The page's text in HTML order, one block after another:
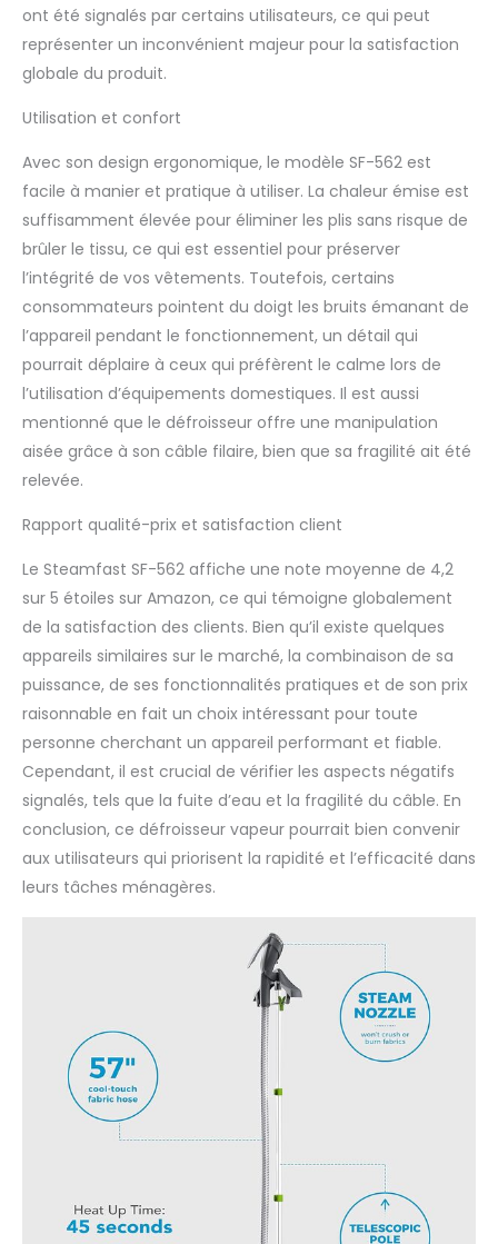
ont été signalés par certains utilisateurs, ce qui peut
représenter un inconvénient majeur pour la satisfaction
globale du produit.
Utilisation et confort
Avec son design ergonomique, le modèle SF-562 est
facile à manier et pratique à utiliser. La chaleur émise est
suffisamment élevée pour éliminer les plis sans risque de
brûler le tissu, ce qui est essentiel pour préserver
l’intégrité de vos vêtements. Toutefois, certains
consommateurs pointent du doigt les bruits émanant de
l’appareil pendant le fonctionnement, un détail qui
pourrait déplaire à ceux qui préfèrent le calme lors de
l’utilisation d’équipements domestiques. Il est aussi
mentionné que le défroisseur offre une manipulation
aisée grâce à son câble filaire, bien que sa fragilité ait été
relevée.
Rapport qualité-prix et satisfaction client
Le Steamfast SF-562 affiche une note moyenne de 4,2
sur 5 étoiles sur Amazon, ce qui témoigne globalement
de la satisfaction des clients. Bien qu’il existe quelques
appareils similaires sur le marché, la combinaison de sa
puissance, de ses fonctionnalités pratiques et de son prix
raisonnable en fait un choix intéressant pour toute
personne cherchant un appareil performant et fiable.
Cependant, il est crucial de vérifier les aspects négatifs
signalés, tels que la fuite d’eau et la fragilité du câble. En
conclusion, ce défroisseur vapeur pourrait bien convenir
aux utilisateurs qui priorisent la rapidité et l’efficacité dans
leurs tâches ménagères.